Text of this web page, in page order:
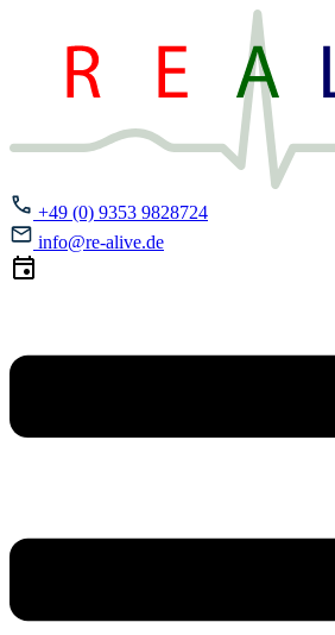
+49 (0) 9353 9828724
info@re-alive.de